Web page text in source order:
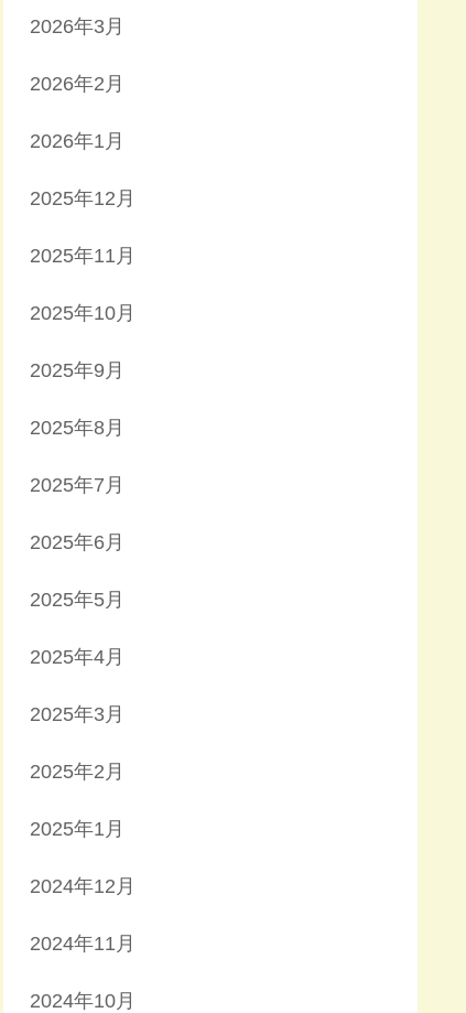
2026年3月
2026年2月
2026年1月
2025年12月
2025年11月
2025年10月
2025年9月
2025年8月
2025年7月
2025年6月
2025年5月
2025年4月
2025年3月
2025年2月
2025年1月
2024年12月
2024年11月
2024年10月